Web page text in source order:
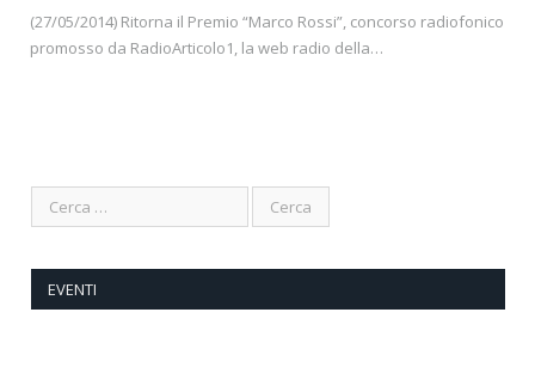
(27/05/2014) Ritorna il Premio “Marco Rossi”, concorso radiofonico
promosso da RadioArticolo1, la web radio della…
EVENTI